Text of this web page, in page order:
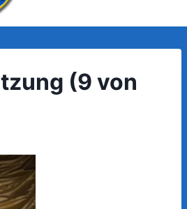
(9 von